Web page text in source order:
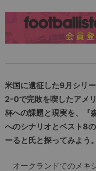
米国に遠征した9月シリ
2-0で完敗を喫したアメ
杯への課題と現実を、『
へのシナリオとベスト8
ーると氏と探ってみよう。
オークランドでのメキ